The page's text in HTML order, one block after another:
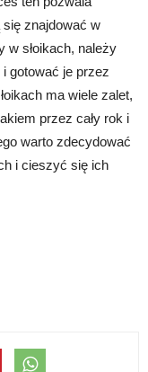
znajdować w
w słoikach, należy
gotować je przez
ma wiele zalet,
przez cały rok i
warto zdecydować
i cieszyć się ich